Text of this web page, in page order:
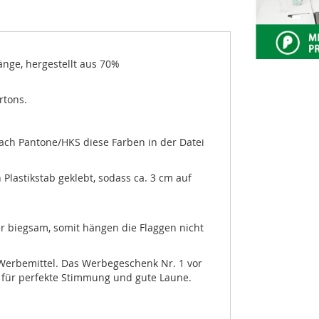
hergestellt aus 70%
Pantone/HKS diese Farben in der Datei
geklebt, sodass ca. 3 cm auf
biegsam, somit hängen die Flaggen nicht
Das Werbegeschenk Nr. 1 vor
perfekte Stimmung und gute Laune.